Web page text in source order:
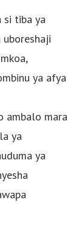
si tiba ya
ya afya
ambalo mara
ya
ya